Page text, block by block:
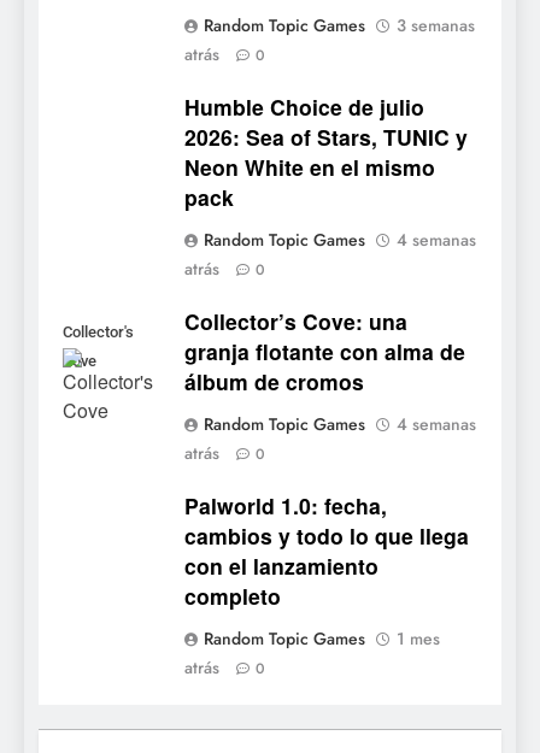
Random Topic Games
3 semanas
atrás
0
Humble Choice de julio
2026: Sea of Stars, TUNIC y
Neon White en el mismo
pack
Random Topic Games
4 semanas
atrás
0
Collector's
Cove
Collector’s Cove: una
granja flotante con alma de
álbum de cromos
Random Topic Games
4 semanas
atrás
0
Palworld 1.0: fecha,
cambios y todo lo que llega
con el lanzamiento
completo
Random Topic Games
1 mes
atrás
0
ya tiene fecha: Capcom
lanza demo gratuita y abre
reservas
No Rest for the Wicked
confirma su versión 1.0 para
NOTICIAS DE VIDEOJUEGOS
Stuntman: Hollywood
devuelve el espectáculo de
la conducción acrobática a
PS5, Xbox Series X|S y PC
NOTICIAS DE VIDEOJUEGOS
está disponible, y es el único
RO F2P-friendly de la saga
NOTICIAS DE VIDEOJUEGOS
Humble Choice de julio
2026: Sea of Stars, TUNIC y
pack